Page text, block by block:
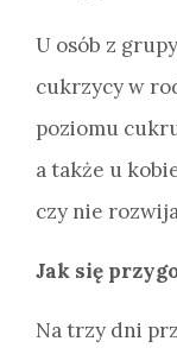
U osób z
cukrzycy w
poziomu
a także u
czy nie
Jak się
Na trzy dni